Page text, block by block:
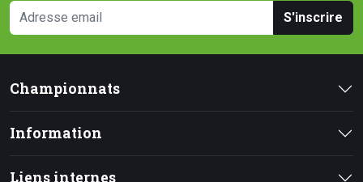
S'inscrire
Championnats
Information
Liens internes